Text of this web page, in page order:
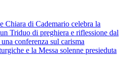
Chiara di Cademario celebra la
Triduo di preghiera e riflessione dal
conferenza sul carisma
e la Messa solenne presieduta